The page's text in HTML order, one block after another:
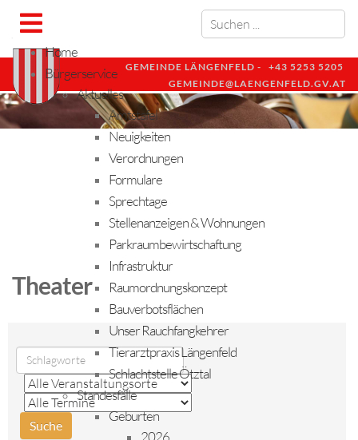
GEMEINDE LÄNGENFELD - +43 5253 5205
GEMEINDE@LAENGENFELD.GV.AT
Home
Bürgerservice
Aktuelles
Amtstafel
Neuigkeiten
Verordnungen
Formulare
Sprechtage
Stellenanzeigen & Wohnungen
Parkraumbewirtschaftung
Infrastruktur
Raumordnungskonzept
Bauverbotsflächen
Unser Rauchfangkehrer
Tierarztpraxis Längenfeld
Schlachtstelle Ötztal
Standesfälle
Geburten
2026
Theater